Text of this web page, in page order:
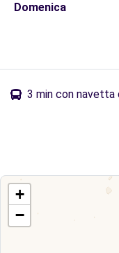
Domenica
3 min con navetta
+
−